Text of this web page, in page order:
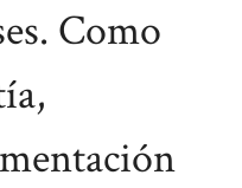
Como